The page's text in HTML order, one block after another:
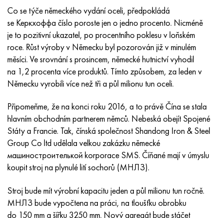
Co se týče německého vydání oceli, předpokládá
se Керкхоффа číslo poroste jen o jedno procento. Nicméně
je to pozitivní ukazatel, po procentního poklesu v loňském
roce. Růst výroby v Německu byl pozorován již v minulém
měsíci. Ve srovnání s prosincem, německé hutnictví vyhodil
na 1,2 procenta více produktů. Tímto způsobem, za leden v
Německu vyrobili více než tři a půl milionu tun oceli.
Připomeňme, že na konci roku 2016, a to právě Čína se stala
hlavním obchodním partnerem němců. Nebeská obejít Spojené
Státy a Francie. Tak, čínská společnost Shandong Iron & Steel
Group Co ltd udělala velkou zakázku německé
машиностроителькой korporace SMS. Číňané mají v úmyslu
koupit stroj na plynulé lití sochorů (МНЛЗ).
Stroj bude mít výrobní kapacitu jeden a půl milionu tun ročně.
МНЛЗ bude vypočtena na práci, na tloušťku obrobku
do 150 mm a šířku 3250 mm. Nový agregát bude stáčet
incotest
Jette M152
Kobalt 6B
maraging 250
René 41
Maraging 300
Maraging 350
MP35N
47НХР
49 KF
49K2F, 49K2FA-VI
Slitina 50N
Slitina 50NP
50 NHS
Slitina 52N
52K12F
HN62MVKYU
HN63 MB
XN65VM
KhN65VMTYu
KhN67MVTYu
KhN68VKTYU
KhN68VMTYUK-vd
KhN70VMTYu
PT-1M
PT-3V
PT-7M
2B
SPT-2 sv
AT3
3M
TL3
Slitina Al6xn
15-7Ph® - 1,4532
PH 13-8 Po - 1,4534
1,4542 - 17-4Ph®
Custom 455® - 1.4543 - uns s45500
1,4545 - 15-5Ph®
1,4548 - 17-4Ph®
1,4550 - AISI 347
10X18N18Yu4D
11X11N2V2MF
12Х18Н9Т
13X11N2V2MF
15x11mf
15x12vnmf
15H12H2MVFAB
15X16K5N2MVFAB
Silikonový hliníkový bronz
CW301G, C64200
křemíkový bronz
C65500, CuAl11Fe3
C65620, CuSi3Fe2Zn3
C65100, CuSi 1,5
Cín-olověný bronz
c92200, CuSn6Zn4Pb2
C84400, CuSn2ZnPb
C83600, CuSn5ZnPb
Legovaná konstrukční ocel
10g2, 10g2, AISI 1513
12X2H4A, 15NiCr13, 1,5752
AC14, 11SMnPb30
20G, 20mn5
20XH3A, AISI 4320, 20hn3a
20HM, 24CrMo5, 20hm
25KhGM, 20CrMo5, 1,7264
Р6М5К5, 1,3243, hs6-5-2-5
R6M5F3, 1,3344, hs6-5-3
Р9М4К8,1,3207
R12F3, 1,3318, sw12
P18, 1,3355, hs18-0-1, sw18
Uhlíková ocel
У10,1.1645, C105W1
11G12, 110G13L, X120Mn12